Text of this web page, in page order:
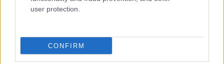
user protection.
CONFIRM
Gallura
Michelle Hunziker in Gallura, bella anche dal
vivo: un amico vip svela come fa